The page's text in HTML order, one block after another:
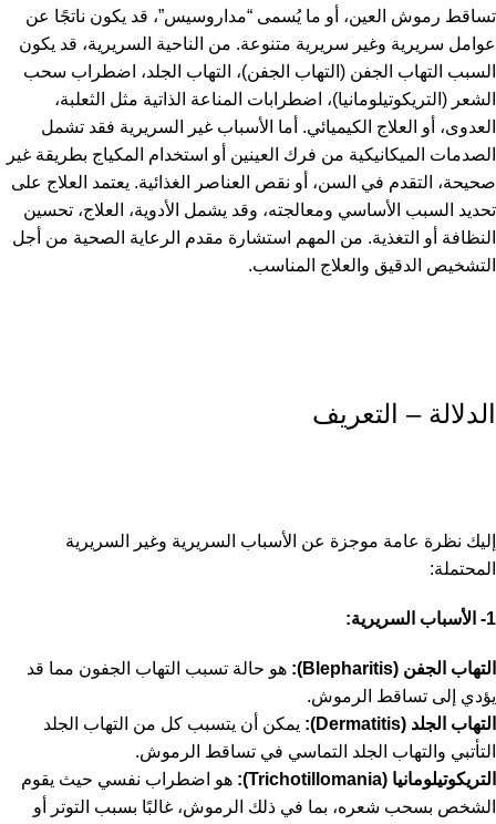
تساقط رموش العين، أو ما يُسمى “مداروسيس”، قد يكون ناتجًا عن
عوامل سريرية وغير سريرية متنوعة. من الناحية السريرية، قد يكون
السبب التهاب الجفن (التهاب الجفن)، التهاب الجلد، اضطراب سحب
الشعر (التريكوتيلومانيا)، اضطرابات المناعة الذاتية مثل الثعلبة،
العدوى، أو العلاج الكيميائي. أما الأسباب غير السريرية فقد تشمل
الصدمات الميكانيكية من فرك العينين أو استخدام المكياج بطريقة غير
صحيحة، التقدم في السن، أو نقص العناصر الغذائية. يعتمد العلاج على
تحديد السبب الأساسي ومعالجته، وقد يشمل الأدوية، العلاج، تحسين
النظافة أو التغذية. من المهم استشارة مقدم الرعاية الصحية من أجل
التشخيص الدقيق والعلاج المناسب.
الدلالة – التعريف
إليك نظرة عامة موجزة عن الأسباب السريرية وغير السريرية
المحتملة:
1- الأسباب السريرية:
التهاب الجفن (Blepharitis):
هو حالة تسبب التهاب الجفون مما قد
يؤدي إلى تساقط الرموش.
التهاب الجلد (Dermatitis):
يمكن أن يتسبب كل من التهاب الجلد
التأتبي والتهاب الجلد التماسي في تساقط الرموش.
التريكوتيلومانيا (Trichotillomania):
هو اضطراب نفسي حيث يقوم
الشخص بسحب شعره، بما في ذلك الرموش، غالبًا بسبب التوتر أو